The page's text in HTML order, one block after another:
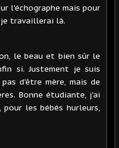
l'échographe mais pour
travaillerai là.
le beau et bien sûr le
si. Justement je suis
d'être mère, mais de
Bonne étudiante, j'ai
les bébés hurleurs,